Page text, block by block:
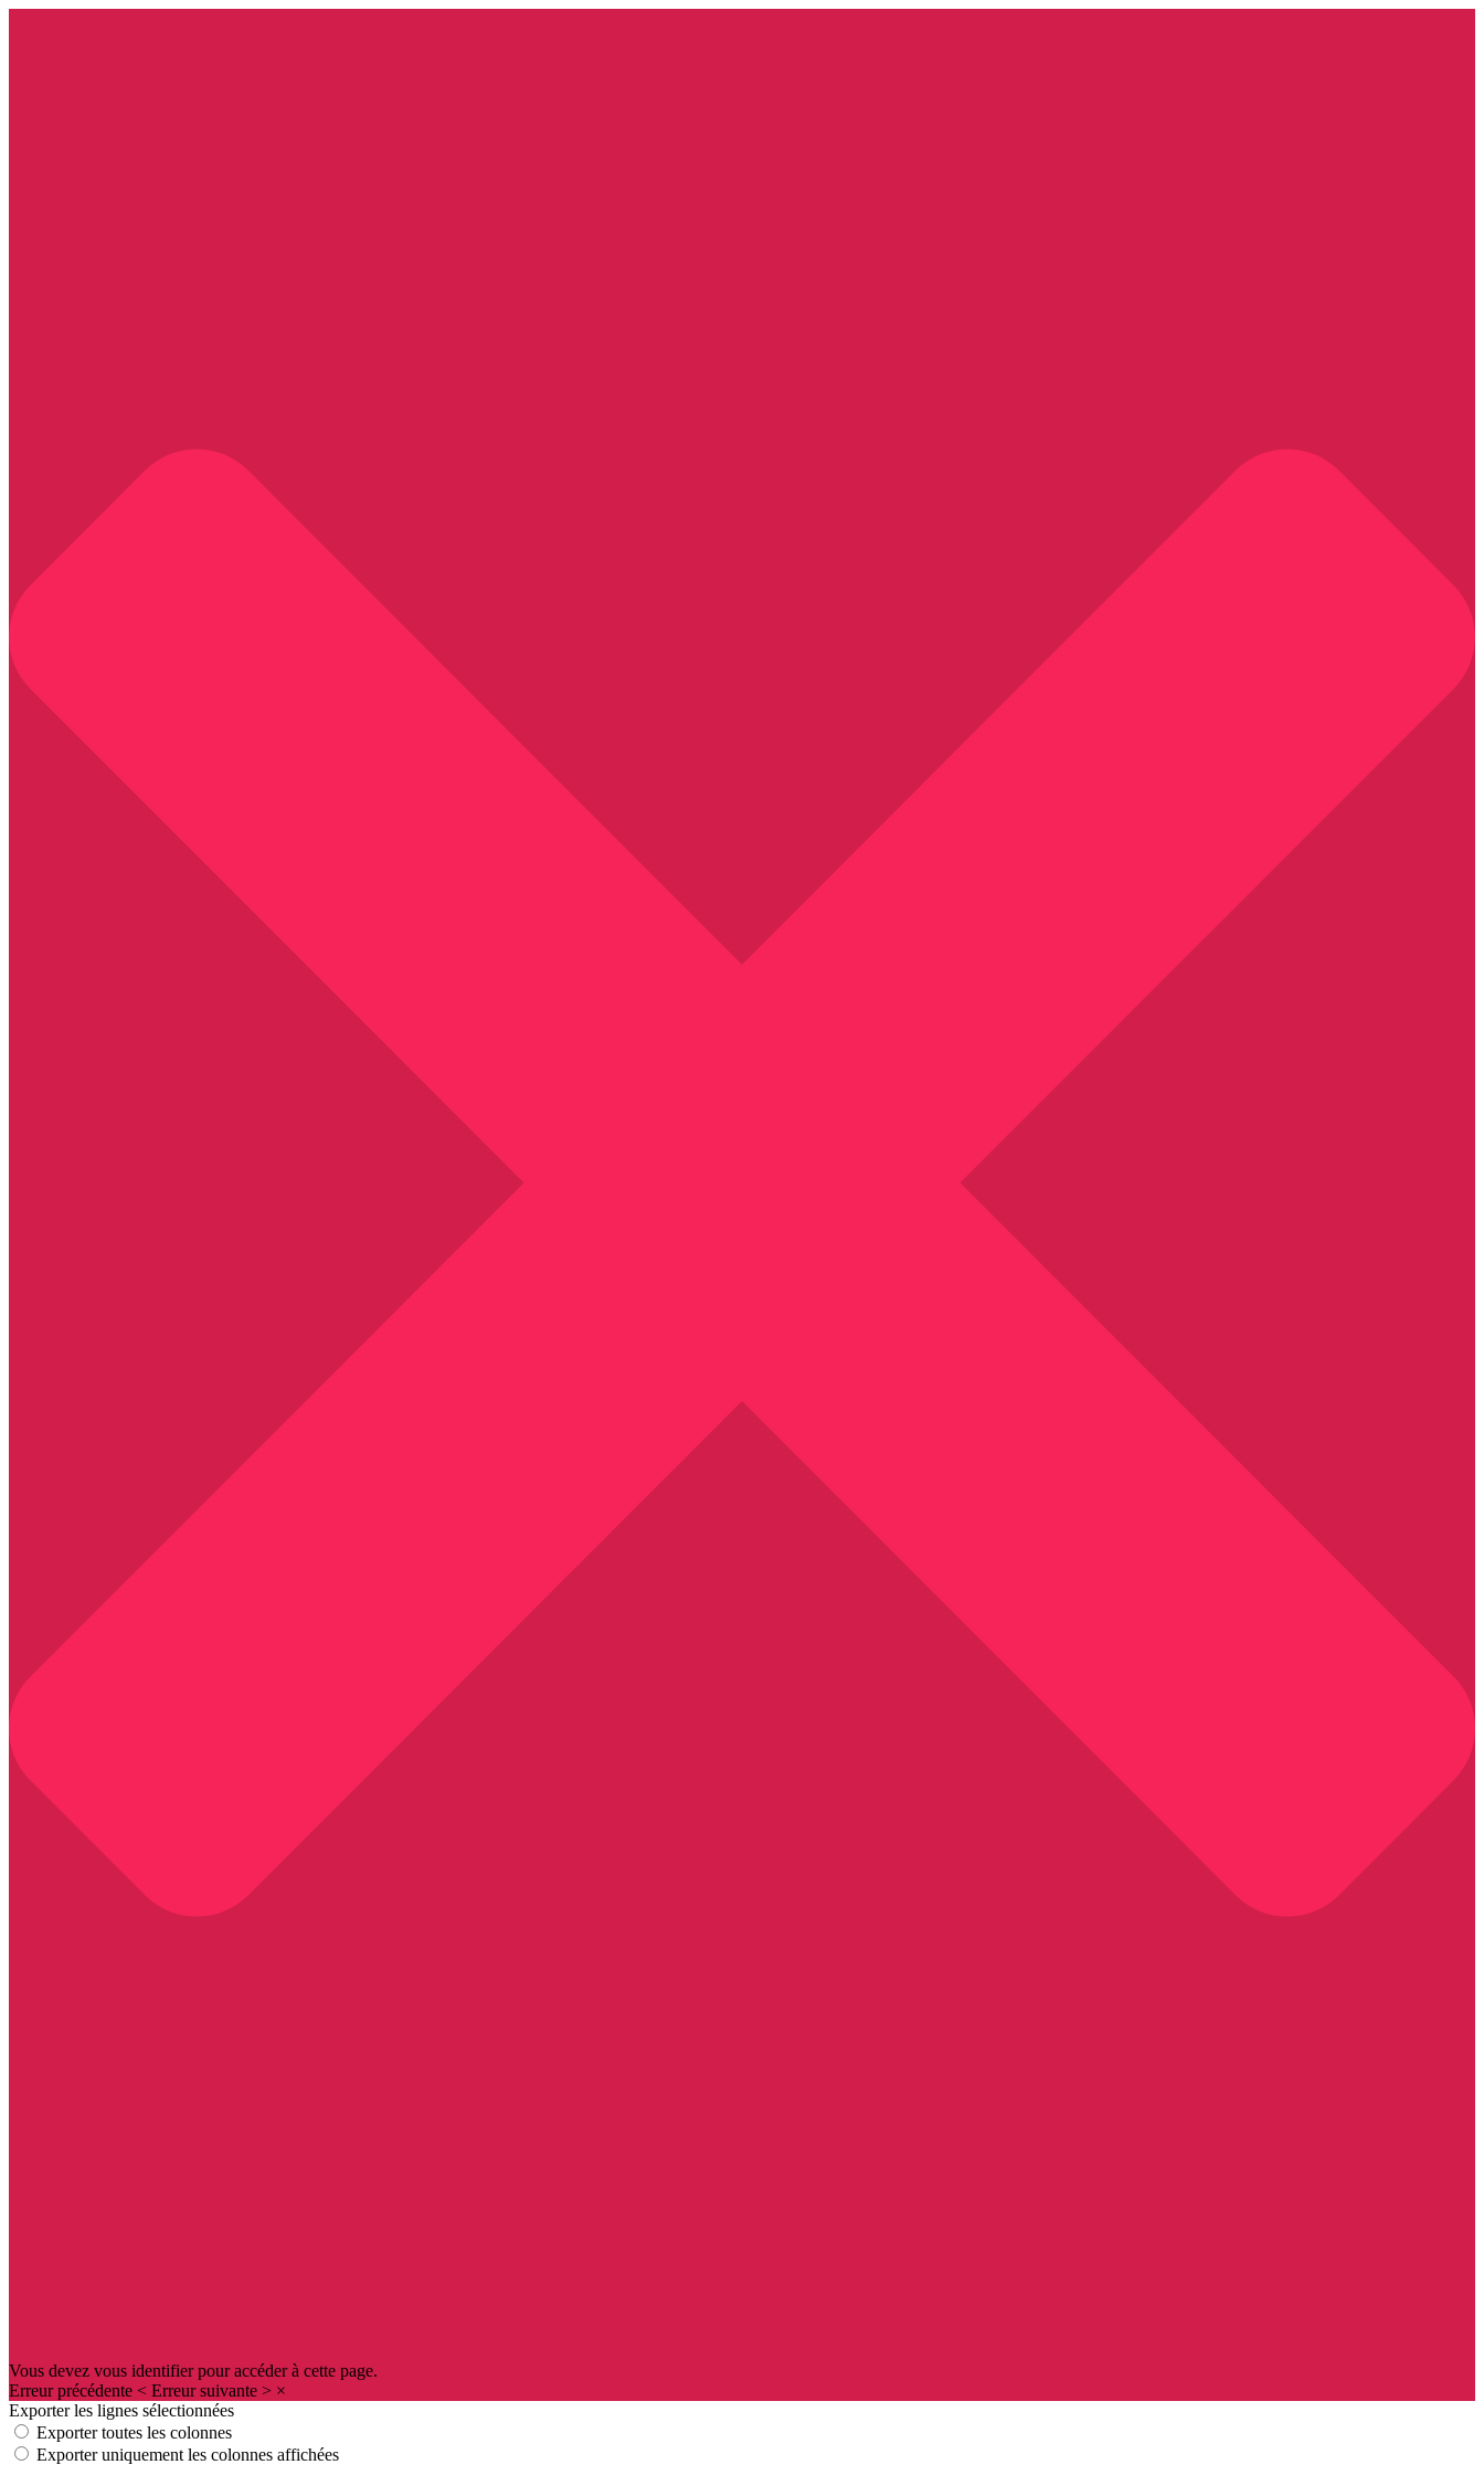
Vous devez vous identifier pour accéder à cette page.
Erreur précédente < Erreur suivante > ×
Exporter les lignes sélectionnées
Exporter toutes les colonnes
Exporter uniquement les colonnes affichées